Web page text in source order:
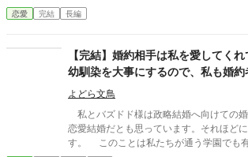
子に届くことはなかった。 王太子妃は覚悟を固める。 半生をかけ
り決め。 愛もなく、未来も誓わず、ただ
た契約だが、彼女にも目的はあった。 この白い結婚の意味を誰よ
身に委ねられていた。 冷静で、理知的で、どこか人を寄せつけな
い彼女。 誰もが「大人びている」と評し
さな祈りが宿っていた。 結婚に興味などなかったはずの青年も、
少女との出会いと別れ、後悔を経て、再
く。 これは、名ばかりの「夫婦」から始まった二人の物語。 偽り
の契りが、やがて確かな絆へと変わるま
戻る時間、二度目の選択――。 真実の愛とは何かを、問いかける
静かなる運命の物語。 ──三年後、彼女の選択は、彼らは本当
恋愛 完結 長編
【完結】婚約相手は私を愛してく
幼馴染を大事にするので、私も婚
えてみることにします
よどら文鳥
私とバズドド様は政略結婚へ向けての婚
恋愛結婚だとも思っています。それほど
す。 このことは私たちが通う学園でも